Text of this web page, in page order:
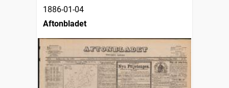
1886-01-04
Aftonbladet